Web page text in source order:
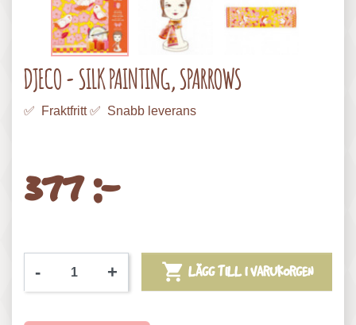
DJECO - SILK PAINTING, SPARROWS
✅ Fraktfritt ✅ Snabb leverans
377 :-
- +  LÄGG TILL I VARUKORGEN